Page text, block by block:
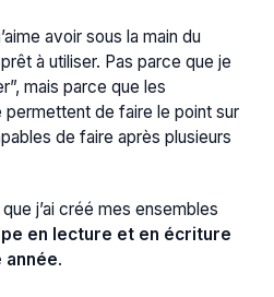
avoir sous la main du
à utiliser. Pas parce que je
mais parce que les
permettent de faire le point sur
de faire après plusieurs
j’ai créé mes ensembles
en lecture et en écriture
année.